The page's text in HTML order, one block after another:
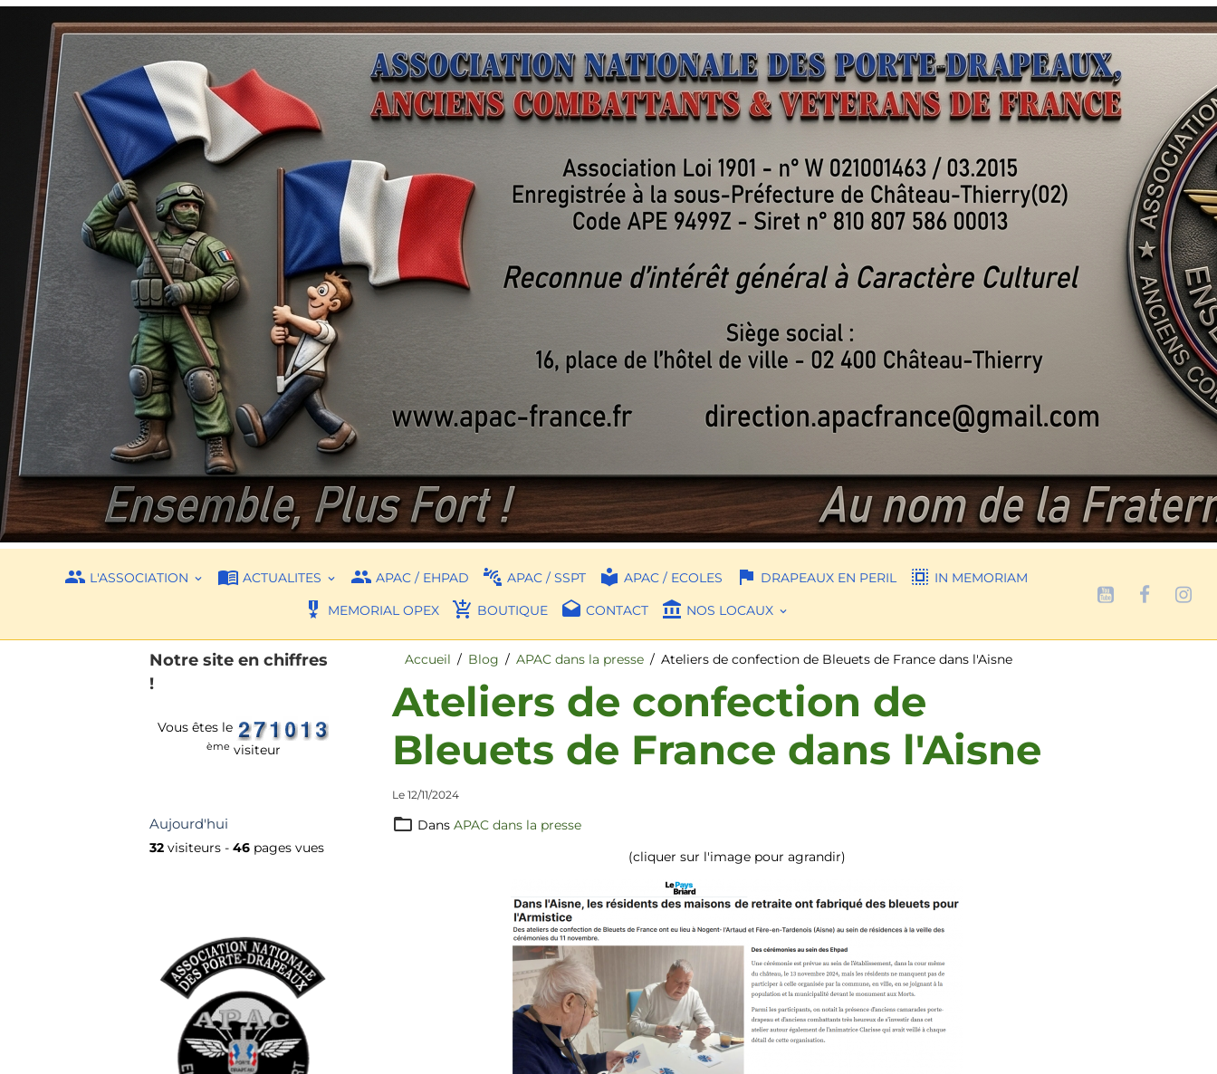
L'ASSOCIATION ACTUALITES APAC / EHPAD APAC / SSPT APAC / ECOLES DRAPEAUX EN PERIL
IN MEMORIAM
MEMORIAL OPEX
BOUTIQUE CONTACT NOS LOCAUX
Accueil Blog APAC dans la presse Ateliers de confection de Bleuets de France dans l'Aisne
Ateliers de confection de
Bleuets de France dans l'Aisne
Le 12/11/2024
DansAPAC dans la presse
(cliquer sur l'image pour agrandir)
Notre site en chiffres
!
Vous êtes le
ème visiteur
Aujourd'hui
32 visiteurs -46 pages vues